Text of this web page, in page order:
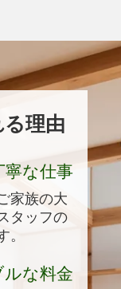
理由
な仕事
家族の大
タッフの
。
な料金